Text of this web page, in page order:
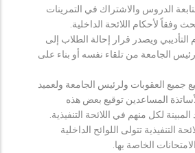
الدروس والاشتراك في التمرينات
وفقاً لأحكام اللائحة الداخلية.
ويصدر قرار إحالة الطلاب إلى
الجامعة من تلقاء نفسه أو بناء على
جميع العقوبات ولرئيس الجامعة ولعميد
المساعدين توقيع بعض هذه
لكل منهم في اللائحة التنفيذية.
التنفيذية تتولى اللوائح الداخلية
الخاصة بها.